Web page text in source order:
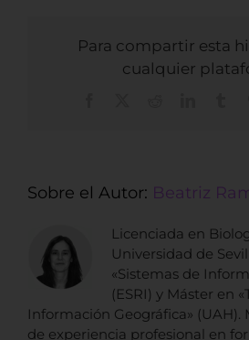
Para compartir esta
cualquier
Sobre el Autor: Beatriz
Licenciada en
Universidad de
«Sistemas de
(ESRI) y Máster en
Información Geográfica» (UAH).
de experiencia profesional en